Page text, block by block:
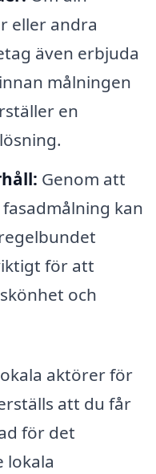
eller andra
även erbjuda
målningen
en
Genom att
kan
för att
och
aktörer för
att du får
för det
lokala